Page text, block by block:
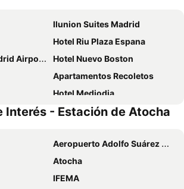
Ilunion Suites Madrid
Hotel Riu Plaza Espana
By Ihg
Hotel Nuevo Boston
Apartamentos Recoletos
Hotel Mediodia
Tótem Madrid, a Small Luxury Hotel of the World
Ventas
Woohoo Rooms Hortaleza
By Ihg
Hotel Miguel Angel
Hotel Praga
Interés - Estación de Atocha
Aeropuerto Adolfo Suárez Madrid–Barajas
Atocha
IFEMA